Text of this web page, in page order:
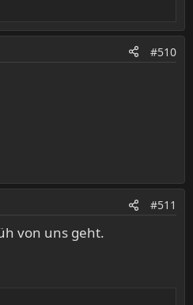
#510
#511
von uns geht.